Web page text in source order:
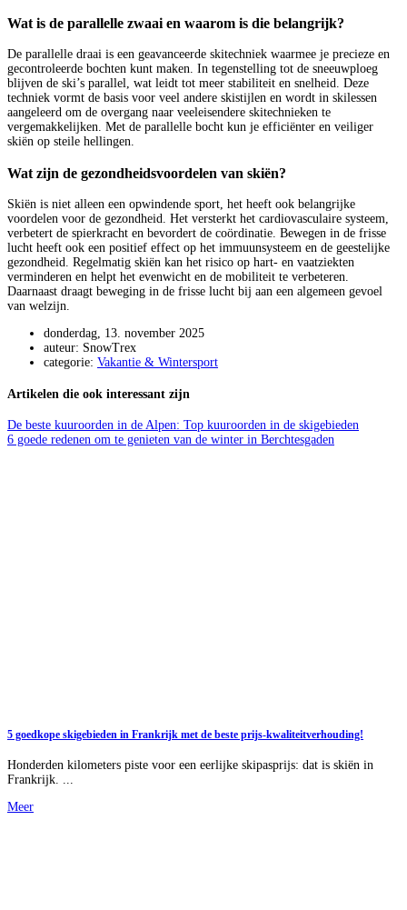
Wat is de parallelle zwaai en waarom is die belangrijk?
De parallelle draai is een geavanceerde skitechniek waarmee je precieze en
gecontroleerde bochten kunt maken. In tegenstelling tot de sneeuwploeg
blijven de ski’s parallel, wat leidt tot meer stabiliteit en snelheid. Deze
techniek vormt de basis voor veel andere skistijlen en wordt in skilessen
aangeleerd om de overgang naar veeleisendere skitechnieken te
vergemakkelijken. Met de parallelle bocht kun je efficiënter en veiliger
skiën op steile hellingen.
Wat zijn de gezondheidsvoordelen van skiën?
Skiën is niet alleen een opwindende sport, het heeft ook belangrijke
voordelen voor de gezondheid. Het versterkt het cardiovasculaire systeem,
verbetert de spierkracht en bevordert de coördinatie. Bewegen in de frisse
lucht heeft ook een positief effect op het immuunsysteem en de geestelijke
gezondheid. Regelmatig skiën kan het risico op hart- en vaatziekten
verminderen en helpt het evenwicht en de mobiliteit te verbeteren.
Daarnaast draagt beweging in de frisse lucht bij aan een algemeen gevoel
van welzijn.
donderdag, 13. november 2025
auteur: SnowTrex
categorie: Vakantie & Wintersport
Artikelen die ook interessant zijn
De beste kuuroorden in de Alpen: Top kuuroorden in de skigebieden
6 goede redenen om te genieten van de winter in Berchtesgaden
5 goedkope skigebieden in Frankrijk met de beste prijs-kwaliteitverhouding!
Honderden kilometers piste voor een eerlijke skipasprijs: dat is skiën in
Frankrijk. ...
Meer